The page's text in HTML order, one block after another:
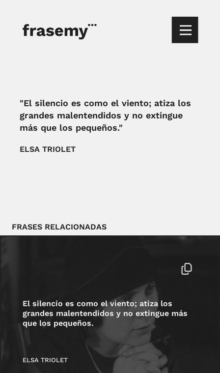
"El silencio es como el viento; atiza los
grandes malentendidos y no extingue
más que los pequeños."
ELSA TRIOLET
FRASES RELACIONADAS
El silencio es como el viento; atiza los
grandes malentendidos y no extingue más
que los pequeños.
ELSA TRIOLET